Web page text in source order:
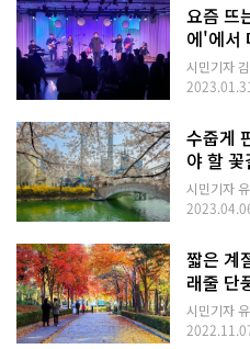
요즘 뜨
에'에서
시민기자
수줍게
야 할 꽃
시민기자
짧은 계
래줄 단
시민기자